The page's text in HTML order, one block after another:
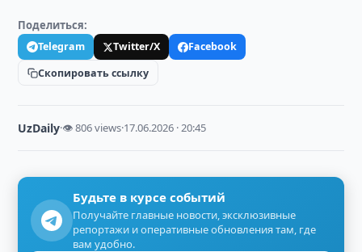
Поделиться:
Telegram Twitter/X
Facebook
Скопировать ссылку
UzDaily·👁 806 views·17.06.2026 · 20:45
Будьте в курсе событий
Получайте главные новости, эксклюзивные
репортажи и оперативные обновления там, где
вам удобно.